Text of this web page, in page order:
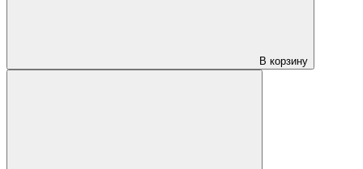
В корзину